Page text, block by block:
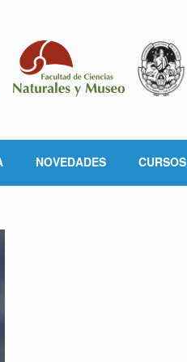
NOVEDADES CURSOS